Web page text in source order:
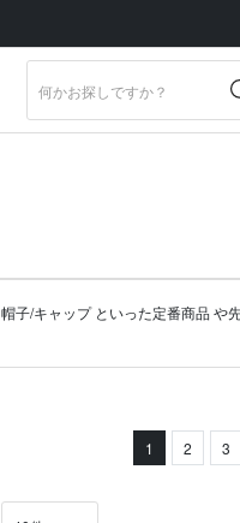
帽子/キャップといった定番商品 や
1 2 3